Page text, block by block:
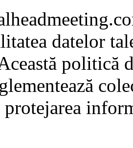
datelor
politică
protejarea